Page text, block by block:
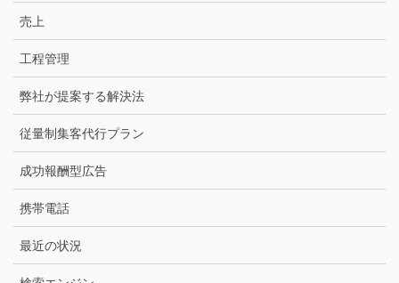
売上
工程管理
弊社が提案する解決法
従量制集客代行プラン
成功報酬型広告
携帯電話
最近の状況